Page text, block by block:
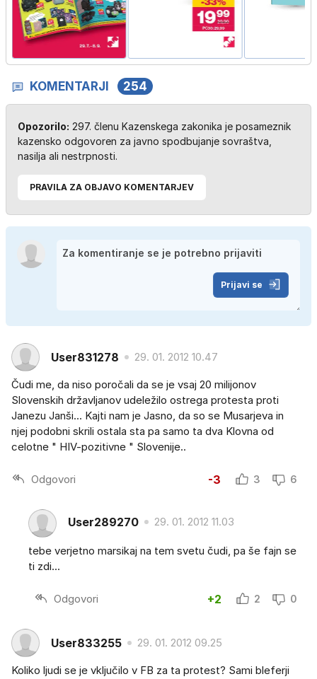
KOMENTARJI 254
Opozorilo: 297. členu Kazenskega zakonika je posameznik
kazensko odgovoren za javno spodbujanje sovraštva,
nasilja ali nestrpnosti.
PRAVILA ZA OBJAVO KOMENTARJEV
Prijavi se
User831278 29. 01. 2012 10.47
Čudi me, da niso poročali da se je vsaj 20 milijonov
Slovenskih državljanov udeležilo ostrega protesta proti
Janezu Janši... Kajti nam je Jasno, da so se Musarjeva in
njej podobni skrili ostala sta pa samo ta dva Klovna od
celotne " HIV-pozitivne " Slovenije..
Odgovori -3 3 6
User289270 29. 01. 2012 11.03
tebe verjetno marsikaj na tem svetu čudi, pa še fajn se
ti zdi...
Odgovori +2 2 0
User833255 29. 01. 2012 09.25
Koliko ljudi se je vključilo v FB za ta protest? Sami bleferji